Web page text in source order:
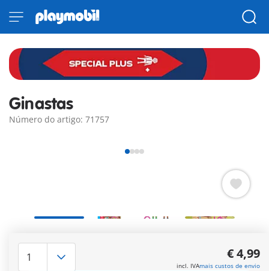
Ginastas
Número do artigo: 71757
Mais informações
€ 4,99
incl. IVAmais custos de envio